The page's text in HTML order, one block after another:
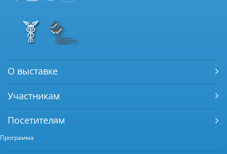
О выставке
Участникам
Посетителям
Программа